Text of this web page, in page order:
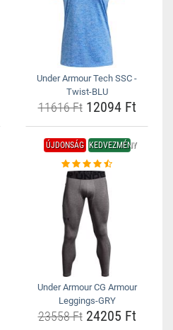
Under Armour Tech SSC -
Twist-BLU
11616 Ft12094 Ft
ÚJDONSÁG KEDVEZMÉNY
Under Armour CG Armour
Leggings-GRY
23558 Ft24205 Ft